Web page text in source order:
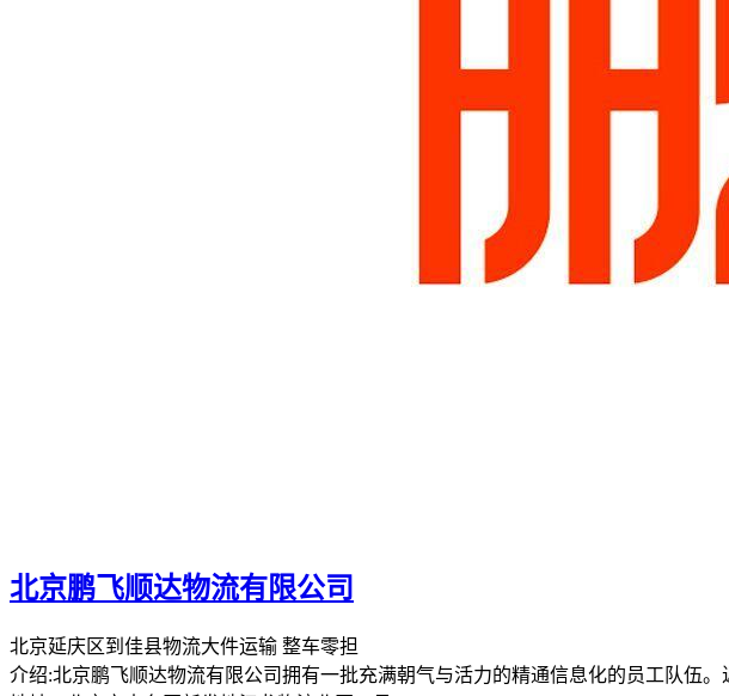
北京鹏飞顺达物流有限公司
北京延庆区到佳县物流大件运输 整车零担
介绍:北京鹏飞顺达物流有限公司拥有一批充满朝气与活力的精通信息化的员工队伍